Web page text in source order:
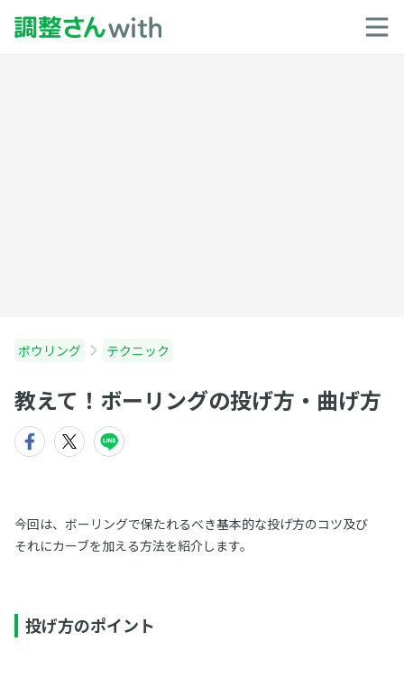
ボウリング テクニック
教えて！ボーリングの投げ方・曲げ方
今回は、ボーリングで保たれるべき基本的な投げ方のコツ及び
それにカーブを加える方法を紹介します。
投げ方のポイント